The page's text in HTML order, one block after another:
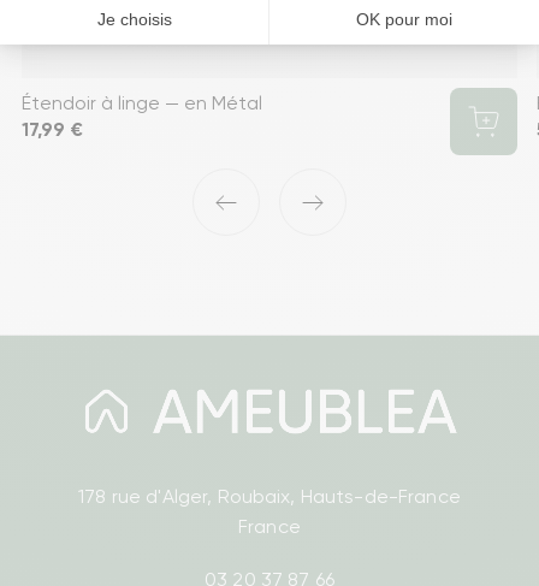
Étendoir à linge — en Métal
Prix
17,99 €
‹ ›
178 rue d'Alger, Roubaix, Hauts-de-France
France
03 20 37 87 66